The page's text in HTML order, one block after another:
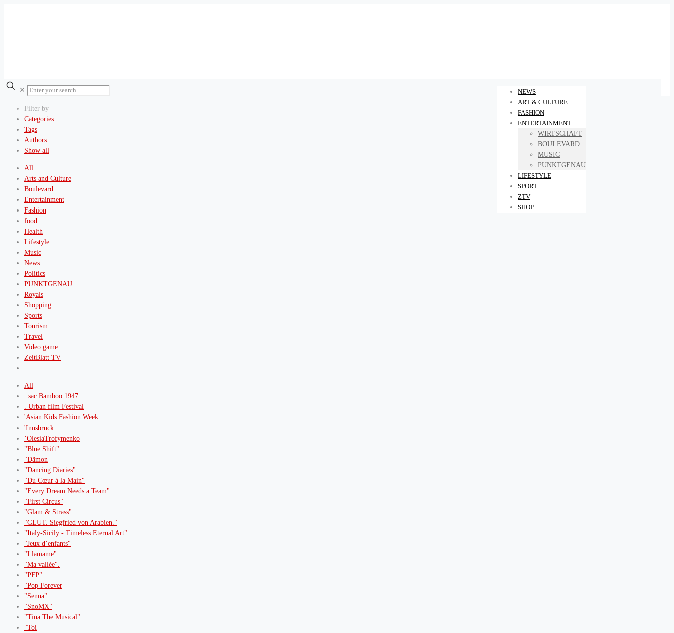
NEWS
ART & CULTURE
FASHION
ENTERTAINMENT
WIRTSCHAFT
BOULEVARD
MUSIC
PUNKTGENAU
LIFESTYLE
SPORT
ZTV
SHOP
✕
Filter by
Categories
Tags
Authors
Show all
All
Arts and Culture
Boulevard
Entertainment
Fashion
food
Health
Lifestyle
Music
News
Politics
PUNKTGENAU
Royals
Shopping
Sports
Tourism
Travel
Video game
ZeitBlatt TV
All
. sac Bamboo 1947
. Urban film Festival
'Asian Kids Fashion Week
'Innsbruck
’OlesiaTrofymenko
"Blue Shift"
"Dämon
"Dancing Diaries".
"Du Cœur à la Main"
"Every Dream Needs a Team"
"First Circus"
"Glam & Strass"
"GLUT. Siegfried von Arabien."
"Italy-Sicily - Timeless Eternal Art"
"Jeux d’enfants"
"Llamame"
"Ma vallée".
"PFP"
"Pop Forever
"Senna"
"SnoMX"
"Tina The Musical"
"Toi